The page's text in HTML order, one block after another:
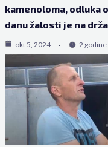
kamenoloma, odluka o
danu žalosti je na
okt 5, 2024 2 godine